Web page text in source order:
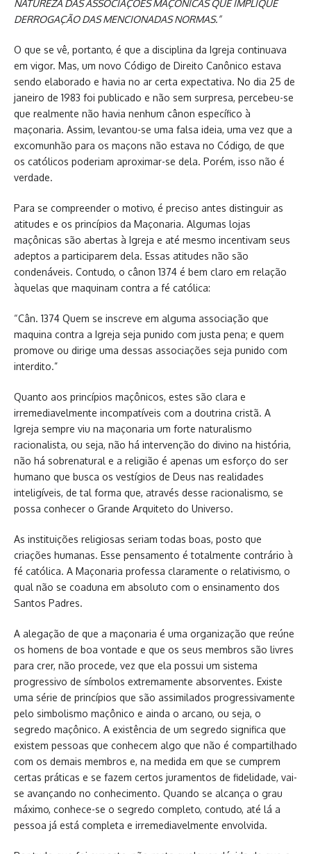
NATUREZA DAS ASSOCIAÇÕES MAÇÔNICAS QUE IMPLIQUE
DERROGAÇÃO DAS MENCIONADAS NORMAS.”
O que se vê, portanto, é que a disciplina da Igreja continuava
em vigor. Mas, um novo Código de Direito Canônico estava
sendo elaborado e havia no ar certa expectativa. No dia 25 de
janeiro de 1983 foi publicado e não sem surpresa, percebeu-se
que realmente não havia nenhum cânon específico à
maçonaria. Assim, levantou-se uma falsa ideia, uma vez que a
excomunhão para os maçons não estava no Código, de que
os católicos poderiam aproximar-se dela. Porém, isso não é
verdade.
Para se compreender o motivo, é preciso antes distinguir as
atitudes e os princípios da Maçonaria. Algumas lojas
maçônicas são abertas à Igreja e até mesmo incentivam seus
adeptos a participarem dela. Essas atitudes não são
condenáveis. Contudo, o cânon 1374 é bem claro em relação
àquelas que maquinam contra a fé católica:
“Cân. 1374 Quem se inscreve em alguma associação que
maquina contra a Igreja seja punido com justa pena; e quem
promove ou dirige uma dessas associações seja punido com
interdito.”
Quanto aos princípios maçônicos, estes são clara e
irremediavelmente incompatíveis com a doutrina cristã. A
Igreja sempre viu na maçonaria um forte naturalismo
racionalista, ou seja, não há intervenção do divino na história,
não há sobrenatural e a religião é apenas um esforço do ser
humano que busca os vestígios de Deus nas realidades
inteligíveis, de tal forma que, através desse racionalismo, se
possa conhecer o Grande Arquiteto do Universo.
As instituições religiosas seriam todas boas, posto que
criações humanas. Esse pensamento é totalmente contrário à
fé católica. A Maçonaria professa claramente o relativismo, o
qual não se coaduna em absoluto com o ensinamento dos
Santos Padres.
A alegação de que a maçonaria é uma organização que reúne
os homens de boa vontade e que os seus membros são livres
para crer, não procede, vez que ela possui um sistema
progressivo de símbolos extremamente absorventes. Existe
uma série de princípios que são assimilados progressivamente
pelo simbolismo maçônico e ainda o arcano, ou seja, o
segredo maçônico. A existência de um segredo significa que
existem pessoas que conhecem algo que não é compartilhado
com os demais membros e, na medida em que se cumprem
certas práticas e se fazem certos juramentos de fidelidade, vai-
se avançando no conhecimento. Quando se alcança o grau
máximo, conhece-se o segredo completo, contudo, até lá a
pessoa já está completa e irremediavelmente envolvida.